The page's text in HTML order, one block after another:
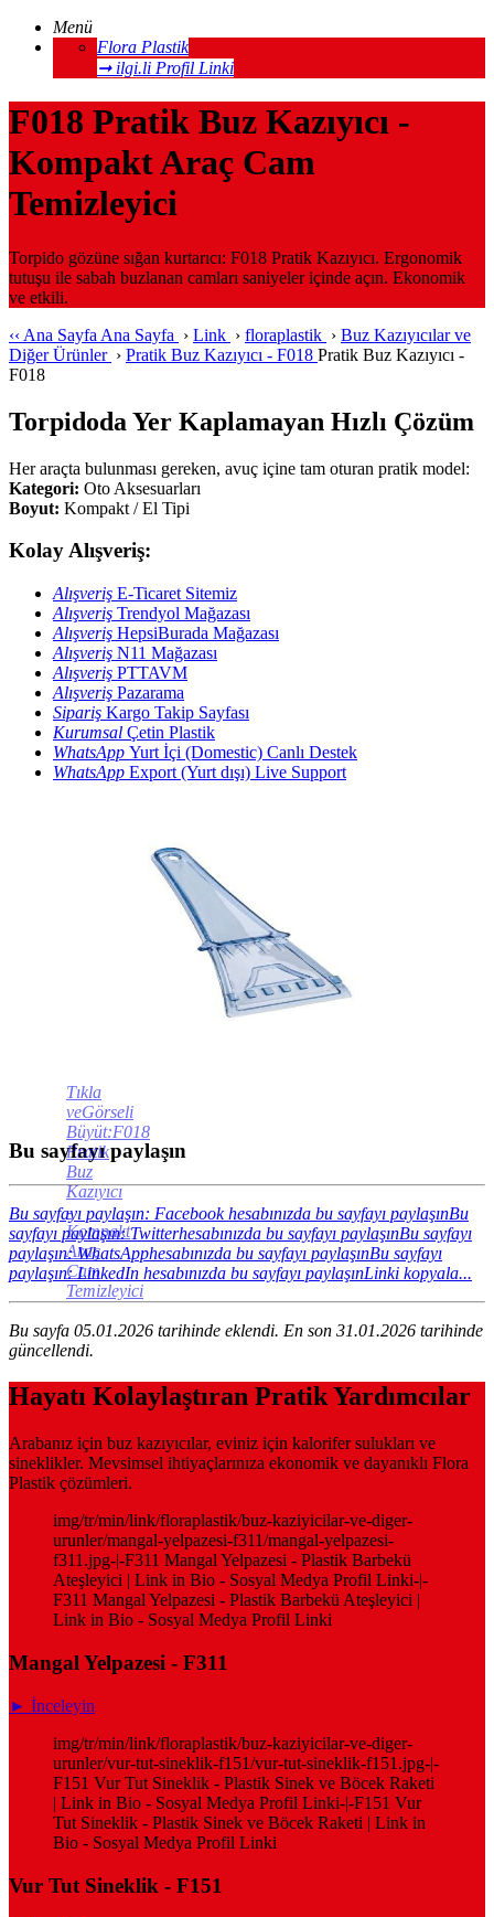
Menü
Flora Plastik
➞ ilgi.li Profil Linki
F018 Pratik Buz Kazıyıcı -
Kompakt Araç Cam
Temizleyici
Torpido gözüne sığan kurtarıcı: F018 Pratik Kazıyıcı. Ergonomik
tutuşu ile sabah buzlanan camları saniyeler içinde açın. Ekonomik
ve etkili.
‹‹ Ana Sayfa Ana Sayfa › Link › floraplastik › Buz Kazıyıcılar ve
Diğer Ürünler › Pratik Buz Kazıyıcı - F018 Pratik Buz Kazıyıcı -
F018
Torpidoda Yer Kaplamayan Hızlı Çözüm
Her araçta bulunması gereken, avuç içine tam oturan pratik model:
Kategori: Oto Aksesuarları
Boyut: Kompakt / El Tipi
Kolay Alışveriş:
Alışveriş E-Ticaret Sitemiz
Alışveriş Trendyol Mağazası
Alışveriş HepsiBurada Mağazası
Alışveriş N11 Mağazası
Alışveriş PTTAVM
Alışveriş Pazarama
Sipariş Kargo Takip Sayfası
Kurumsal Çetin Plastik
WhatsApp Yurt İçi (Domestic) Canlı Destek
WhatsApp Export (Yurt dışı) Live Support
Tıkla
veGörseli
Büyüt:F018
Pratik
Buz
Kazıyıcı
-
Kompakt
Araç
Cam
Temizleyici
Bu sayfayı paylaşın
Bu sayfayı paylaşın: Facebook hesabınızda bu sayfayı paylaşınBu
sayfayı paylaşın: Twitterhesabınızda bu sayfayı paylaşınBu sayfayı
paylaşın: WhatsApphesabınızda bu sayfayı paylaşınBu sayfayı
paylaşın: LinkedIn hesabınızda bu sayfayı paylaşınLinki kopyala...
Bu sayfa 05.01.2026 tarihinde eklendi. En son 31.01.2026 tarihinde
güncellendi.
Hayatı Kolaylaştıran Pratik Yardımcılar
Arabanız için buz kazıyıcılar, eviniz için kalorifer sulukları ve
sineklikler. Mevsimsel ihtiyaçlarınıza ekonomik ve dayanıklı Flora
Plastik çözümleri.
img/tr/min/link/floraplastik/buz-kaziyicilar-ve-diger-
urunler/mangal-yelpazesi-f311/mangal-yelpazesi-
f311.jpg-|-F311 Mangal Yelpazesi - Plastik Barbekü
Ateşleyici | Link in Bio - Sosyal Medya Profil Linki-|-
F311 Mangal Yelpazesi - Plastik Barbekü Ateşleyici |
Link in Bio - Sosyal Medya Profil Linki
Mangal Yelpazesi - F311
► İnceleyin
img/tr/min/link/floraplastik/buz-kaziyicilar-ve-diger-
urunler/vur-tut-sineklik-f151/vur-tut-sineklik-f151.jpg-|-
F151 Vur Tut Sineklik - Plastik Sinek ve Böcek Raketi
| Link in Bio - Sosyal Medya Profil Linki-|-F151 Vur
Tut Sineklik - Plastik Sinek ve Böcek Raketi | Link in
Bio - Sosyal Medya Profil Linki
Vur Tut Sineklik - F151